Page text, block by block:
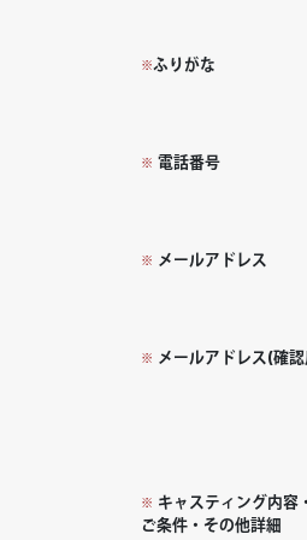
※ふりがな
※ 電話番号
※ メールアドレス
※ メールアドレス(確
※ キャスティング内容・
ご条件・その他詳細